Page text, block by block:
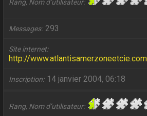
Rang, Nom d’utilisateur
Messages 293
Site internet
http://www.atlantisamerzoneetcie.com
Inscription 14 janvier 2004, 06:18
Rang, Nom d’utilisateur